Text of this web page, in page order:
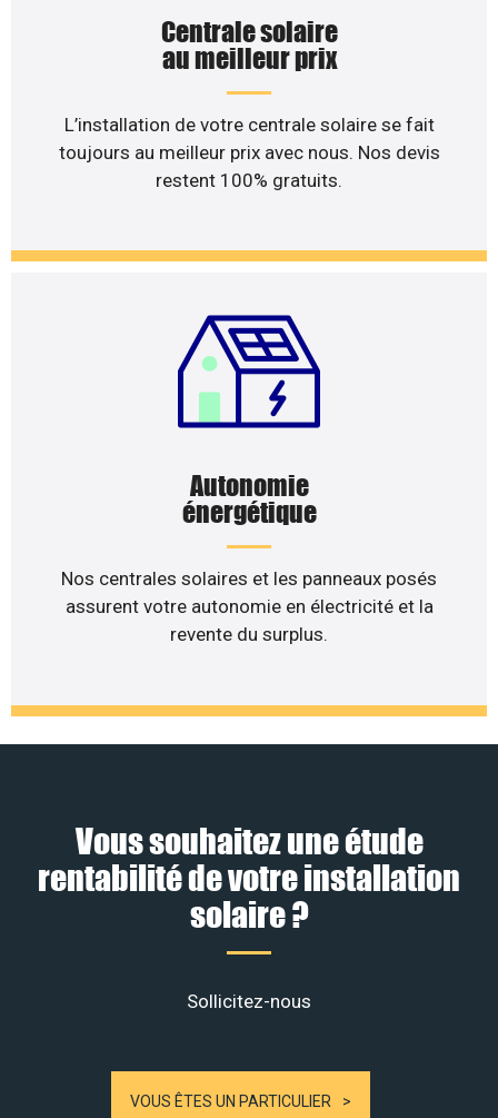
Centrale solaire
au meilleur prix
L’installation de votre centrale solaire se fait
toujours au meilleur prix avec nous. Nos devis
restent 100% gratuits.
Autonomie
énergétique
Nos centrales solaires et les panneaux posés
assurent votre autonomie en électricité et la
revente du surplus.
Vous souhaitez une étude
rentabilité de votre installation
solaire ?
Sollicitez-nous
VOUS ÊTES UN PARTICULIER